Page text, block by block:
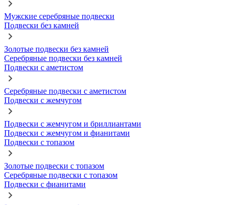
Мужские серебряные подвески
Подвески без камней
Золотые подвески без камней
Серебряные подвески без камней
Подвески с аметистом
Серебряные подвески с аметистом
Подвески с жемчугом
Подвески с жемчугом и бриллиантами
Подвески с жемчугом и фианитами
Подвески с топазом
Золотые подвески с топазом
Серебряные подвески с топазом
Подвески с фианитами